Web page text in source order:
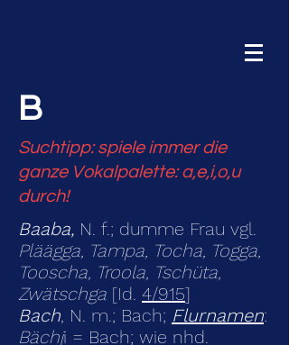
B
Suchtipp: spiele immer die
ganze Vokalpalette: a,e,i,o,u
durch!
Baaba, N. f.; dumme Frau vgl.
Pläägga, Tampa, Tocha, Togga,
Tooscha, Troola, Tschüta,
Zwätschga [Id. 4/915]
Bach, N. m.; Bach; Flurnamen:
Bächji = Bach; wie nhd.